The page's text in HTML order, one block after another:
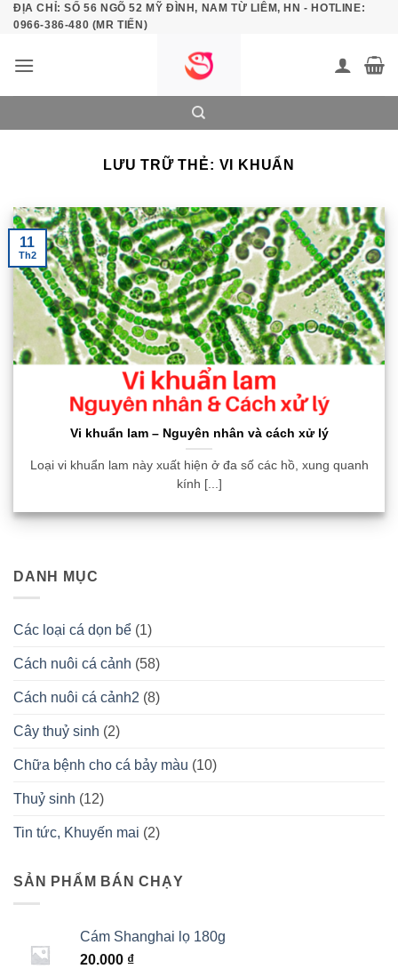
Bỏ
qua
dung
ĐỊA CHỈ: SỐ 56 NGÕ 52 MỸ ĐÌNH, NAM TỪ LIÊM, HN - HOTLINE:
0966-386-480 (MR TIẾN)
LƯU TRỮ THẺ: VI KHUẨN
DANH MỤC
Các loại cá dọn bể (1)
Cách nuôi cá cảnh (58)
Cách nuôi cá cảnh2 (8)
Cây thuỷ sinh (2)
Chữa bệnh cho cá bảy màu (10)
Thuỷ sinh (12)
Tin tức, Khuyến mai (2)
SẢN PHẨM BÁN CHẠY
Cám Shanghai lọ 180g
20.000 ₫
Vi khuẩn lam – Nguyên nhân và cách xử lý
Loại vi khuẩn lam này xuất hiện ở đa số các hồ, xung quanh
kính [...]
11
Th2